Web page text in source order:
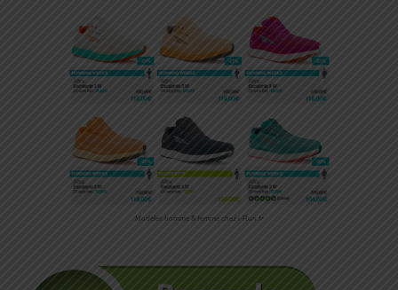
Modèles homme & femme chez i-Run.fr